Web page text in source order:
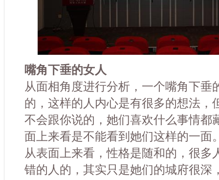
嘴角下垂的女人
从面相角度进行分析，一个嘴角下垂
的，这样的人内心是有很多的想法，
不会跟你说的，她们喜欢什么事情都
面上来看是不能看到她们这样的一面
从表面上来看，性格是随和的，很多
错的人的，其实只是她们的城府很深